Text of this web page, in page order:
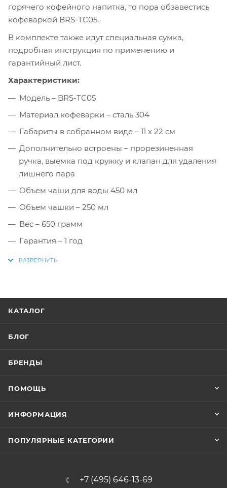
горячего кофейного напитка, то пора обзавестись
кофеваркой BRS-TC05.
В комплекте также идут специальная сумка,
подробная инструкция по применению и
гарантийный лист.
Характеристики:
Модель – BRS-TC05
Материал кофеварки – сталь 304
Габариты в собранном виде – 11 x 22 см
Дополнительно встроены – прорезиненная
ручка, выемка под кружку и клапан для удаления
лишнего пара
Объем чаши для воды 450 мл
Объем чашки – 250 мл
Вес – 650 грамм
Гарантия – 1 год
КАТАЛОГ
БЛОГ
БРЕНДЫ
ПОМОЩЬ
ИНФОРМАЦИЯ
ПОПУЛЯРНЫЕ КАТЕГОРИИ
+7 (495) 646-13-69